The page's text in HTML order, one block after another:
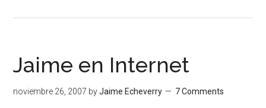
Jaime en Internet
noviembre 26, 2007 byJaime Echeverry 7 Comments